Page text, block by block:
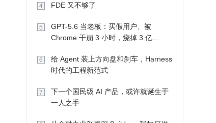
4 FDE 又不够了
5
GPT-5.6 当老板：买假用户、被
Chrome 干崩 3 小时，烧掉 3 亿
6
给 Agent 装上方向盘和刹车，Harness
时代的工程新范式
7
下一个国民级 AI 产品，或许就诞生于
一人之手